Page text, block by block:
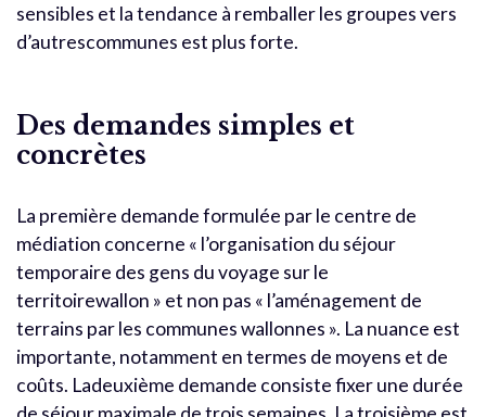
sensibles et la tendance à remballer les groupes vers
d’autrescommunes est plus forte.
Des demandes simples et
concrètes
La première demande formulée par le centre de
médiation concerne « l’organisation du séjour
temporaire des gens du voyage sur le
territoirewallon » et non pas « l’aménagement de
terrains par les communes wallonnes ». La nuance est
importante, notamment en termes de moyens et de
coûts. Ladeuxième demande consiste fixer une durée